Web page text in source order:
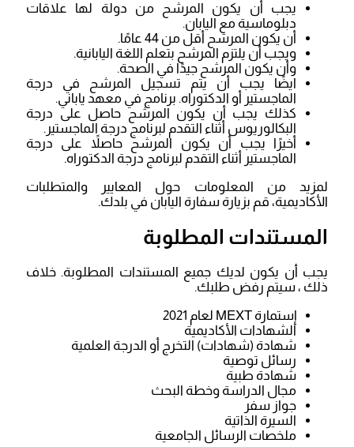
يجب أن يكون المرشح من دولة لها علاقات
دبلوماسية مع اليابان.
أن يكون المرشح أقل من 44 عامًا.
ويجب أن يلتزم المرشح بتعلم اللغة اليابانية.
وأن يكون المرشح جيدًا في الصحة.
ايضًا يجب أن يتم تسجيل المرشح في درجة
الماجستير أو الدكتوراه. برنامج في معهد ياباني.
كذلك يجب أن يكون المرشح حاصل على درجة
البكالوريوس أثناء التقدم لبرنامج درجة الماجستير.
أخيرًا يجب أن يكون المرشح حاصلاً على درجة
الماجستير أثناء التقدم لبرنامج درجة الدكتوراه.
لمزيد من المعلومات حول المعايير والمتطلبات
الأكاديمية، قم بزيارة سفارة اليابان في بلدك.
المستندات المطلوبة
يجب أن يكون لديك جميع المستندات المطلوبة. خلاف
ذلك ، سيتم رفض طلبك.
إستمارة MEXT لعام 2021
الشهادات الأكاديمية
شهادة (شهادات) التخرج أو الدرجة العلمية
رسائل توصية
شهادة طبية
مجال الدراسة وخطة البحث
جواز سفر
السيرة الذاتية
ملخصات الرسائل الجامعية